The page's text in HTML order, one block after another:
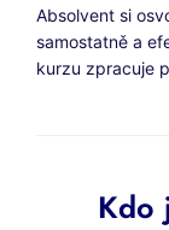
Absolvent si
samostatně a
kurzu zpracuje
Kdo